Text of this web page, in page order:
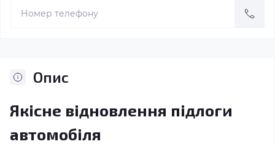
Опис
Якісне відновлення підлоги
автомобіля